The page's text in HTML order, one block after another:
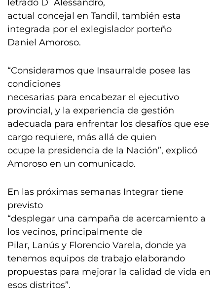
letrado D´Alessandro,
actual concejal en Tandil, también esta
integrada por el exlegislador porteño
Daniel Amoroso.
“Consideramos que Insaurralde posee las
condiciones
necesarias para encabezar el ejecutivo
provincial, y la experiencia de gestión
adecuada para enfrentar los desafíos que ese
cargo requiere, más allá de quien
ocupe la presidencia de la Nación”, explicó
Amoroso en un comunicado.
En las próximas semanas Integrar tiene
previsto
“desplegar una campaña de acercamiento a
los vecinos, principalmente de
Pilar, Lanús y Florencio Varela, donde ya
tenemos equipos de trabajo elaborando
propuestas para mejorar la calidad de vida en
esos distritos”.